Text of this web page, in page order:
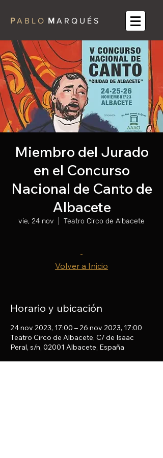
PA B L O M A R Q U É S
Miembro del Jurado
en el Concurso
Nacional de Canto de
Albacete
vie, 24 nov Teatro Circo de Albacete
-
Volver a Inicio
Horario y ubicación
24 nov 2023, 17:00 – 26 nov 2023, 17:00
Teatro Circo de Albacete, C/ de Isaac
Peral, s/n, 02001 Albacete, España